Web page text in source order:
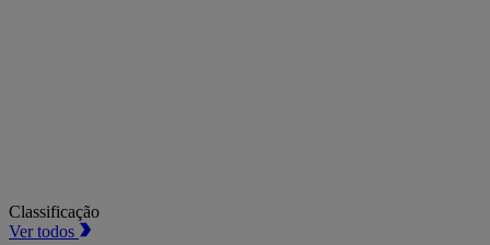
Classificação
Ver todos